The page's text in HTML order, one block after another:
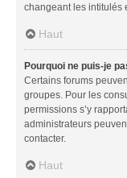
changeant les intitulés
Haut
Pourquoi ne puis-je
Certains forums
groupes. Pour les
permissions s’y
administrateurs
contacter.
Haut